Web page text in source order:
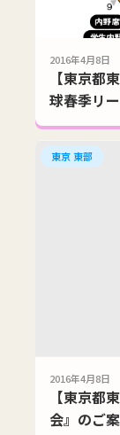
2016年4月8日
【東京都
球春季リ
東京 東部
2016年4月8日
【東京都
会』のご